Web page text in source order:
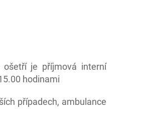
ošetří je příjmová interní
hodinami
případech, ambulance